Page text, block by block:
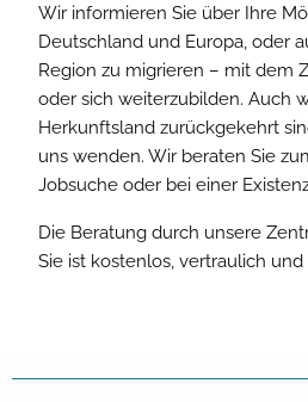
Wir informieren Sie über Ihre
Deutschland und Europa, oder
Region zu migrieren – mit dem
oder sich weiterzubilden. Auch
Herkunftsland zurückgekehrt
uns wenden. Wir beraten Sie
Jobsuche oder bei einer
Die Beratung durch unsere
Sie ist kostenlos, vertraulich